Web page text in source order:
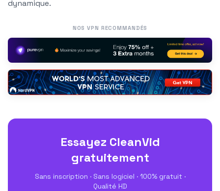
dynamique.
NOS VPN RECOMMANDÉS
Essayez CleanVid
gratuitement
Sans inscription · Sans logiciel · 100% gratuit ·
Qualité HD